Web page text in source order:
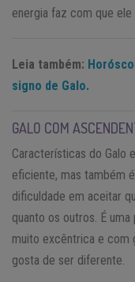
energia faz com que
Leia também:
signo de Galo.
GALO COM
Características do Galo
eficiente, mas também
dificuldade em aceitar
quanto os outros. É
muito excêntrica e com
gosta de ser diferente.